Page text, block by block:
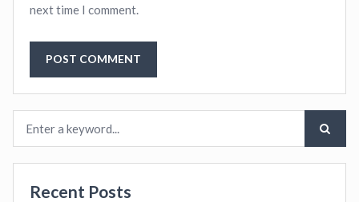
next time I comment.
Recent Posts